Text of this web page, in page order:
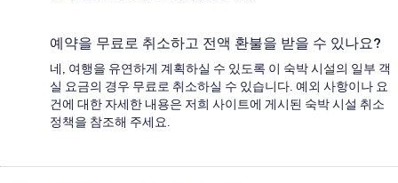
예약을 무료로 취소하고 전액 환불을 받을 수 있나요?
네, 여행을 유연하게 계획하실 수 있도록 이 숙박 시설의 일부 객
실 요금의 경우 무료로 취소하실 수 있습니다. 예외 사항이나 요
건에 대한 자세한 내용은 저희 사이트에 게시된 숙박 시설 취소
정책을 참조해 주세요.